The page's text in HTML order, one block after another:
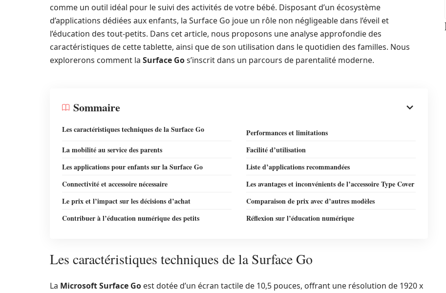
comme un outil idéal pour le suivi des activités de votre bébé. Disposant d’un écosystème
d’applications dédiées aux enfants, la Surface Go joue un rôle non négligeable dans l’éveil et
l’éducation des tout-petits. Dans cet article, nous proposons une analyse approfondie des
caractéristiques de cette tablette, ainsi que de son utilisation dans le quotidien des familles. Nous
explorerons comment la Surface Gos’inscrit dans un parcours de parentalité moderne.
Sommaire
Les caractéristiques techniques de la Surface Go
Performances et limitations
La mobilité au service des parents
Facilité d’utilisation
Les applications pour enfants sur la Surface Go
Liste d’applications recommandées
Connectivité et accessoire nécessaire
Les avantages et inconvénients de l’accessoire Type Cover
Le prix et l’impact sur les décisions d’achat
Comparaison de prix avec d’autres modèles
Contribuer à l’éducation numérique des petits
Réflexion sur l’éducation numérique
Les caractéristiques techniques de la Surface Go
La Microsoft Surface Go est dotée d’un écran tactile de 10,5 pouces, offrant une résolution de 1920 x